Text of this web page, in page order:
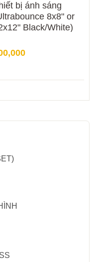
bị ánh sáng
8x8" or
Black/White)